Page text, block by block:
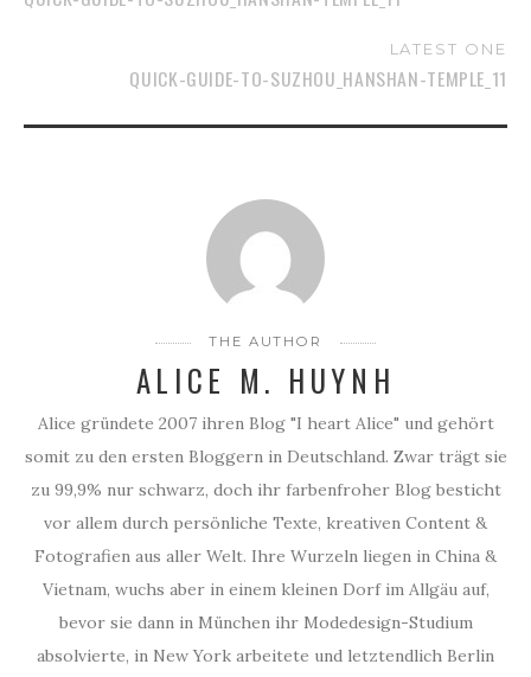
LATEST ONE
QUICK-GUIDE-TO-SUZHOU_HANSHAN-TEMPLE_11
THE AUTHOR
ALICE M. HUYNH
Alice gründete 2007 ihren Blog "I heart Alice" und gehört
somit zu den ersten Bloggern in Deutschland. Zwar trägt sie
zu 99,9% nur schwarz, doch ihr farbenfroher Blog besticht
vor allem durch persönliche Texte, kreativen Content &
Fotografien aus aller Welt. Ihre Wurzeln liegen in China &
Vietnam, wuchs aber in einem kleinen Dorf im Allgäu auf,
bevor sie dann in München ihr Modedesign-Studium
absolvierte, in New York arbeitete und letztendlich Berlin